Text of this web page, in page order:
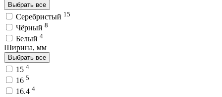
Выбрать все
Серебристый 15
Чёрный 8
Белый 4
Ширина, мм
Выбрать все
15 4
16 5
16.4 4